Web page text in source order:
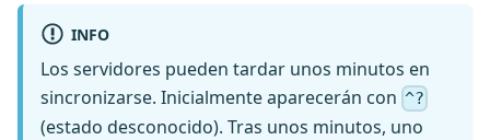
INFO
Los servidores pueden tardar unos minutos en
sincronizarse. Inicialmente aparecerán con ^?
(estado desconocido). Tras unos minutos, uno